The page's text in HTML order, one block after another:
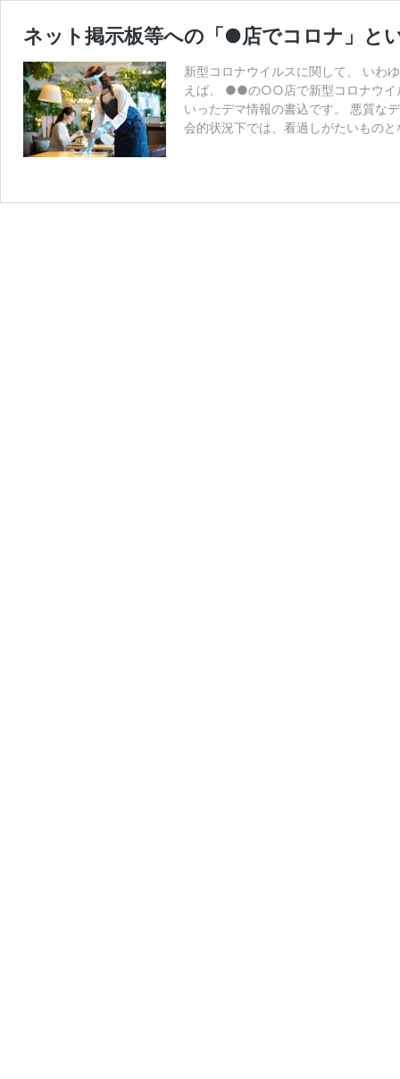
ネット掲示板等への「●店でコロナ」と
新型コロナウイルスに関して、 いわ
えば、 ●●の○○店で新型コロナウイ
いったデマ情報の書込です。 悪質な
会的状況下では、看過しがたいもの